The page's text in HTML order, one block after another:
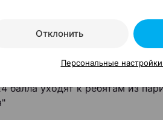
следующим
баллов получает видеоролик
балла уходят к ребятам из
Отклонить
Персональные